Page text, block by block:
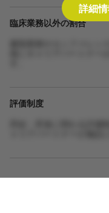
臨床業務以外の割合
評価制度
詳細